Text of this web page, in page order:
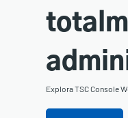
Explora TSC Console